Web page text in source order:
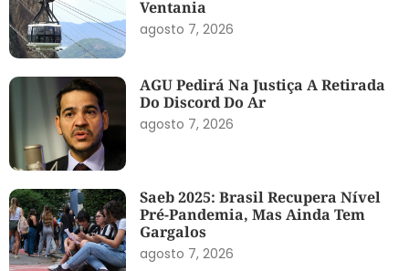
Ventania
agosto 7, 2026
AGU Pedirá Na Justiça A Retirada
Do Discord Do Ar
agosto 7, 2026
Saeb 2025: Brasil Recupera Nível
Pré-Pandemia, Mas Ainda Tem
Gargalos
agosto 7, 2026